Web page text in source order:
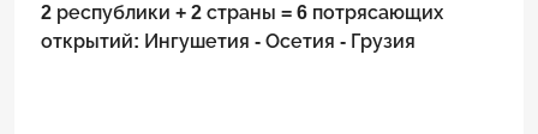
2 республики + 2 страны = 6 потрясающих
открытий: Ингушетия - Осетия - Грузия